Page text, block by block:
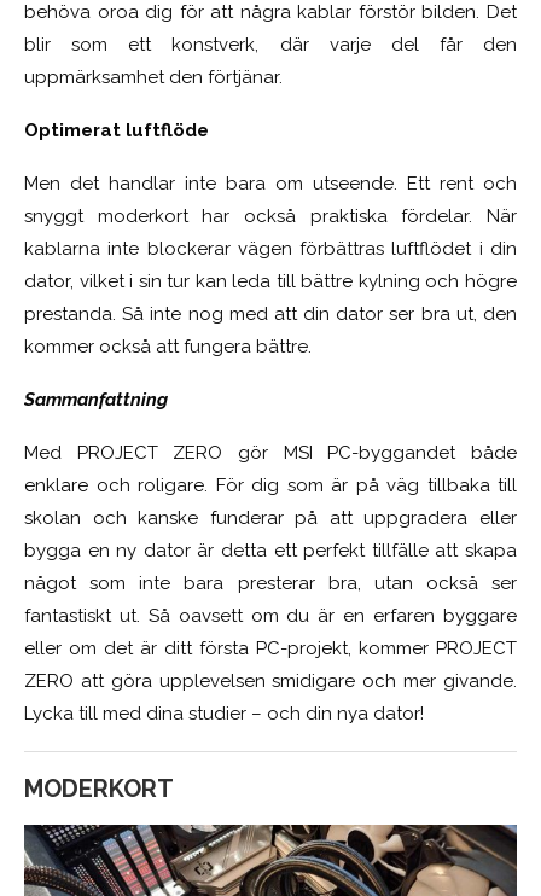
behöva oroa dig för att några kablar förstör bilden. Det
blir som ett konstverk, där varje del får den
uppmärksamhet den förtjänar.
Optimerat luftflöde
Men det handlar inte bara om utseende. Ett rent och
snyggt moderkort har också praktiska fördelar. När
kablarna inte blockerar vägen förbättras luftflödet i din
dator, vilket i sin tur kan leda till bättre kylning och högre
prestanda. Så inte nog med att din dator ser bra ut, den
kommer också att fungera bättre.
Sammanfattning
Med PROJECT ZERO gör MSI PC-byggandet både
enklare och roligare. För dig som är på väg tillbaka till
skolan och kanske funderar på att uppgradera eller
bygga en ny dator är detta ett perfekt tillfälle att skapa
något som inte bara presterar bra, utan också ser
fantastiskt ut. Så oavsett om du är en erfaren byggare
eller om det är ditt första PC-projekt, kommer PROJECT
ZERO att göra upplevelsen smidigare och mer givande.
Lycka till med dina studier – och din nya dator!
MODERKORT